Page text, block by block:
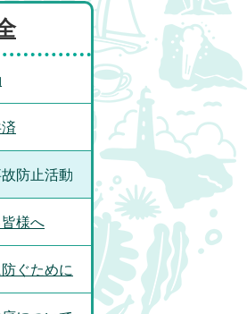
防止活動
様へ
ぐために